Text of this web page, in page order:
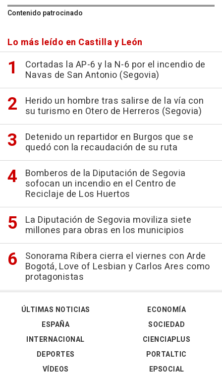
Contenido patrocinado
Lo más leído en Castilla y León
Cortadas la AP-6 y la N-6 por el incendio de
Navas de San Antonio (Segovia)
Herido un hombre tras salirse de la vía con
su turismo en Otero de Herreros (Segovia)
Detenido un repartidor en Burgos que se
quedó con la recaudación de su ruta
Bomberos de la Diputación de Segovia
sofocan un incendio en el Centro de
Reciclaje de Los Huertos
La Diputación de Segovia moviliza siete
millones para obras en los municipios
Sonorama Ribera cierra el viernes con Arde
Bogotá, Love of Lesbian y Carlos Ares como
protagonistas
ÚLTIMAS NOTICIAS
ESPAÑA
INTERNACIONAL
DEPORTES
VÍDEOS
ECONOMÍA
SOCIEDAD
CIENCIAPLUS
PORTALTIC
EPSOCIAL